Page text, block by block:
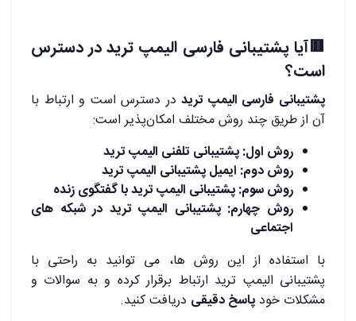
🟥آیا پشتیبانی فارسی الیمپ ترید در دسترس
است؟
پشتیبانی فارسی الیمپ تریددر دسترس است و ارتباط با
آن از طریق چند روش مختلف امکان‌پذیر است:
روش اول: پشتیبانی تلفنی الیمپ ترید
روش دوم: ایمیل پشتیبانی الیمپ ترید
روش سوم: پشتیبانی الیمپ ترید با گفتگوی زنده
روش چهارم: پشتیبانی الیمپ ترید در شبکه های
اجتماعی
با استفاده از این روش‌ ها، می ‌توانید به راحتی با
پشتیبانی الیمپ ترید ارتباط برقرار کرده و به سوالات و
مشکلات خودپاسخ دقیقی دریافت کنید.